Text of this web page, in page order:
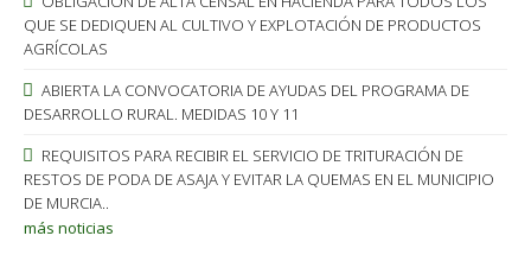
QUE SE DEDIQUEN AL CULTIVO Y EXPLOTACIÓN DE PRODUCTOS
AGRÍCOLAS
ABIERTA LA CONVOCATORIA DE AYUDAS DEL PROGRAMA DE
DESARROLLO RURAL. MEDIDAS 10 Y 11
REQUISITOS PARA RECIBIR EL SERVICIO DE TRITURACIÓN DE
RESTOS DE PODA DE ASAJA Y EVITAR LA QUEMAS EN EL MUNICIPIO
DE MURCIA..
más noticias